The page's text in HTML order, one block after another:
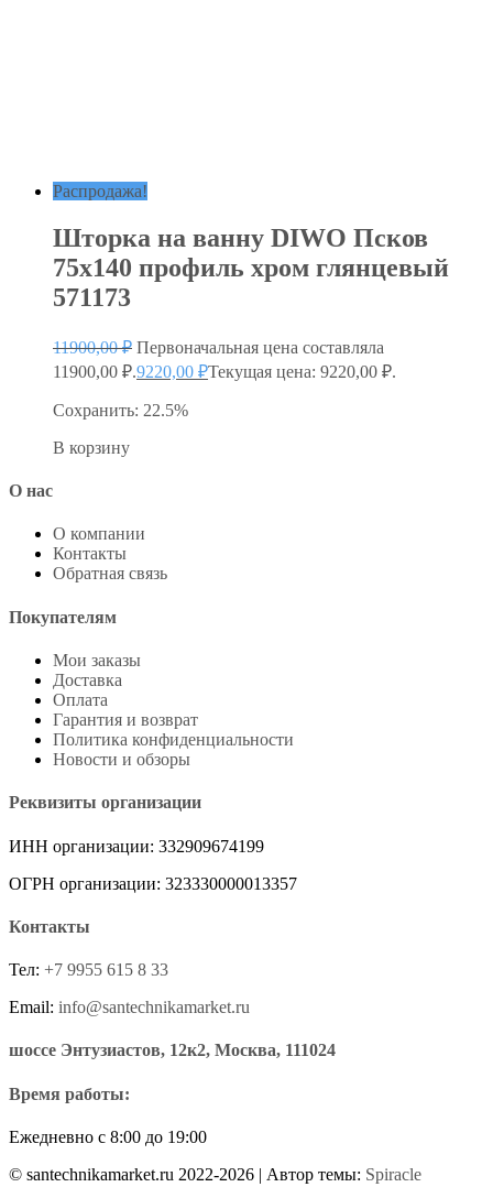
Распродажа!
Шторка на ванну DIWO Псков
75х140 профиль хром глянцевый
571173
11900,00₽ Первоначальная цена составляла
11900,00 ₽.9220,00 ₽Текущая цена: 9220,00 ₽.
Сохранить: 22.5%
В корзину
О нас
О компании
Контакты
Обратная связь
Покупателям
Мои заказы
Доставка
Оплата
Гарантия и возврат
Политика конфиденциальности
Новости и обзоры
Реквизиты организации
ИНН организации: 332909674199
ОГРН организации: 323330000013357
Контакты
Тел: +7 9955 615 8 33
Email: info@santechnikamarket.ru
шоссе Энтузиастов, 12к2, Москва, 111024
Время работы:
Ежедневно с 8:00 до 19:00
© santechnikamarket.ru 2022-2026 | Автор темы: Spiracle